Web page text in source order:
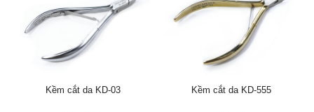
Kềm cắt da KD-03 Kềm cắt da KD-555